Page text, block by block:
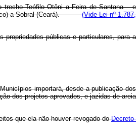
Teófilo Otôni a Feira de Santana – e
a Sobral (Ceará).(Vide Lei nº 1.787,
públicas e particulares, para a
importará, desde a publicação dos
dos projetos aprovados, e jazidas de areia
que ela não houver revogado doDecreto-